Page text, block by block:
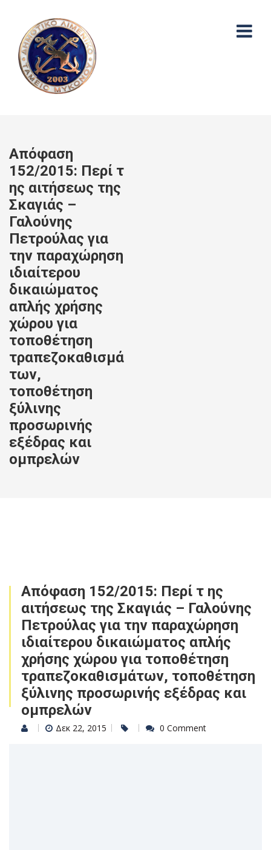
Απόφαση
152/2015: Περί τ
ης αιτήσεως της
Σκαγιάς –
Γαλούνης
Πετρούλας για
την παραχώρηση
ιδιαίτερου
δικαιώματος
απλής χρήσης
χώρου για
τοποθέτηση
τραπεζοκαθισμά
των,
τοποθέτηση
ξύλινης
προσωρινής
εξέδρας και
ομπρελών
Απόφαση 152/2015: Περί τ ης
αιτήσεως της Σκαγιάς – Γαλούνης
Πετρούλας για την παραχώρηση
ιδιαίτερου δικαιώματος απλής
χρήσης χώρου για τοποθέτηση
τραπεζοκαθισμάτων, τοποθέτηση
ξύλινης προσωρινής εξέδρας και
ομπρελών
Δεκ 22, 2015 0 Comment